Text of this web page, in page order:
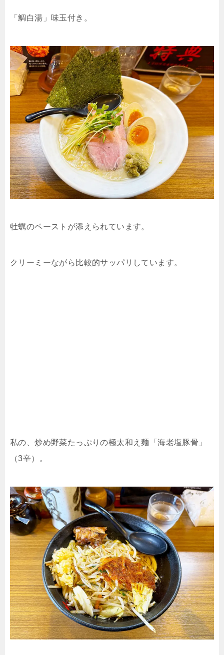
「鯛白湯」味玉付き。
牡蠣のペーストが添えられています。
クリーミーながら比較的サッパリしています。
私の、炒め野菜たっぷりの極太和え麺「海老塩豚骨」
（3辛）。